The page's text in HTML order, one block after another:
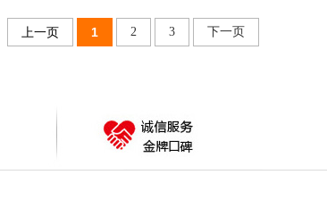
上一页 1 2 3 下一页